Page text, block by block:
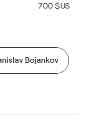
700 $US
Bojankov